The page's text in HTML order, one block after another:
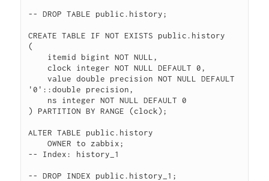
-- DROP TABLE public.history;
CREATE TABLE IF NOT EXISTS public.history
(
    value double precision NOT NULL DEFAULT
'0'::double precision,
) PARTITION BY RANGE (clock);
ALTER TABLE public.history
    OWNER to zabbix;
-- Index: history_1
-- DROP INDEX public.history_1;